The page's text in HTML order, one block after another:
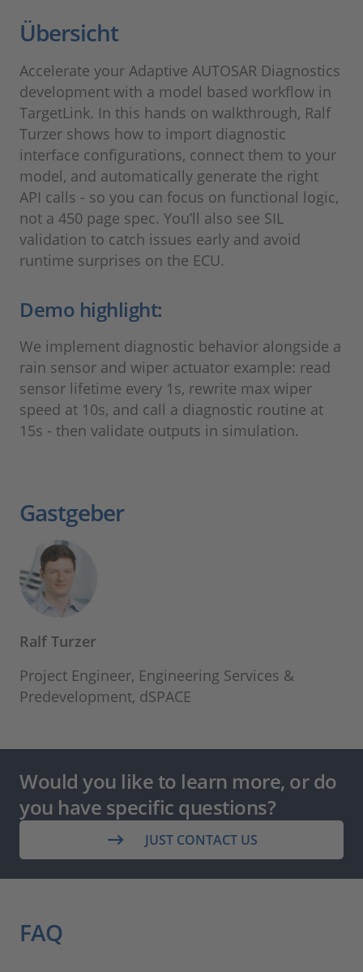
Übersicht
Accelerate your Adaptive AUTOSAR Diagnostics
development with a model based workflow in
TargetLink. In this hands on walkthrough, Ralf
Turzer shows how to import diagnostic
interface configurations, connect them to your
model, and automatically generate the right
API calls - so you can focus on functional logic,
not a 450 page spec. You’ll also see SIL
validation to catch issues early and avoid
runtime surprises on the ECU.
Demo highlight:
We implement diagnostic behavior alongside a
rain sensor and wiper actuator example: read
sensor lifetime every 1s, rewrite max wiper
speed at 10s, and call a diagnostic routine at
15s - then validate outputs in simulation.
Gastgeber
Ralf Turzer
Project Engineer, Engineering Services &
Predevelopment, dSPACE
Would you like to learn more, or do
you have specific questions?
JUST CONTACT US
FAQ